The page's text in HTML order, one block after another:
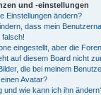
und -einstellungen
Einstellungen ändern?
dass mein
falsch!
eingestellt, aber die
auf diesem Board nicht
die bei meinem
Avatar?
und wie kann ich ihn